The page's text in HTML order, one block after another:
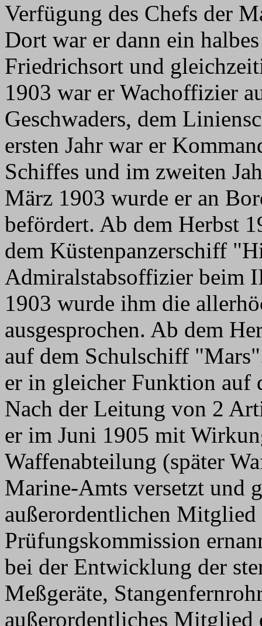
Verfügung des Chefs der
Dort war er dann ein
Friedrichsort und
1903 war er Wachoffizier
Geschwaders, dem
ersten Jahr war er
Schiffes und im zweiten
März 1903 wurde er an
befördert. Ab dem Herbst
dem Küstenpanzerschiff
Admiralstabsoffizier beim
1903 wurde ihm die
ausgesprochen. Ab dem
auf dem Schulschiff
er in gleicher Funktion auf
Nach der Leitung von 2
er im Juni 1905 mit
Waffenabteilung (später
Marine-Amts versetzt und
außerordentlichen
Prüfungskommission
bei der Entwicklung der
Meßgeräte,
außerordentliches